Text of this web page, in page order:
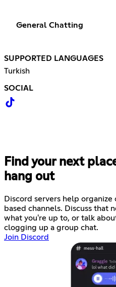
General Chatting
SUPPORTED LANGUAGES
Turkish
SOCIAL
Find your next
hang out
Discord servers help
based channels. Discuss that
what you're up to, or talk
clogging up a group chat.
Join Discord